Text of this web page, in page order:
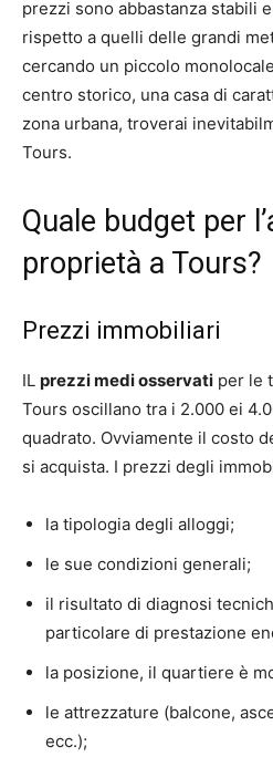
prezzi sono abbastanza stabili
rispetto a quelli delle grandi
cercando un piccolo
centro storico, una casa di
zona urbana, troverai
Tours.
Quale budget per
proprietà a Tours?
Prezzi immobiliari
IL prezzi medi osservati per le
Tours oscillano tra i 2.000 ei
quadrato. Ovviamente il costo
si acquista. I prezzi degli
la tipologia degli alloggi;
le sue condizioni generali;
il risultato di diagnosi
particolare di prestazione
la posizione, il quartiere è
le attrezzature (balcone,
ecc.);